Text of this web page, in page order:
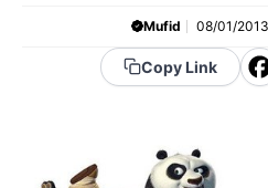
Mufid 08/01/2013
Copy Link
F